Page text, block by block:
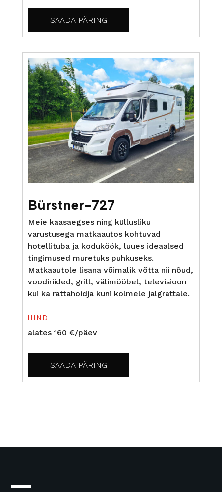
SAADA PÄRING
Bürstner-727
Meie kaasaegses ning küllusliku
varustusega matkaautos kohtuvad
hotellituba ja koduköök, luues ideaalsed
tingimused muretuks puhkuseks.
Matkaautole lisana võimalik võtta nii nõud,
voodiriided, grill, välimööbel, televisioon
kui ka rattahoidja kuni kolmele jalgrattale.
HIND
alates 160 €/päev
SAADA PÄRING